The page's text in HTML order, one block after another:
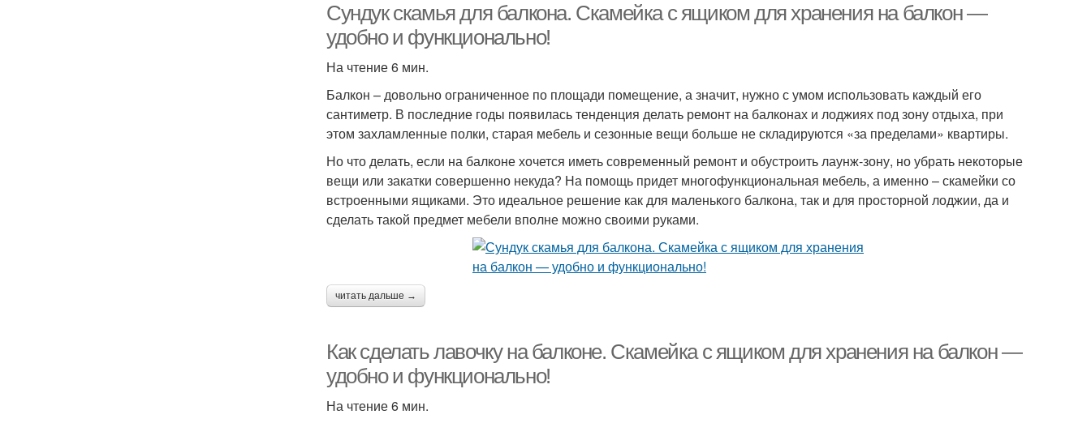
Сундук скамья для балкона. Скамейка с ящиком для хранения на балкон —
удобно и функционально!
На чтение 6 мин.
Балкон – довольно ограниченное по площади помещение, а значит, нужно с умом использовать каждый его
сантиметр. В последние годы появилась тенденция делать ремонт на балконах и лоджиях под зону отдыха, при
этом захламленные полки, старая мебель и сезонные вещи больше не складируются «за пределами» квартиры.
Но что делать, если на балконе хочется иметь современный ремонт и обустроить лаунж-зону, но убрать некоторые
вещи или закатки совершенно некуда? На помощь придет многофункциональная мебель, а именно – скамейки со
встроенными ящиками. Это идеальное решение как для маленького балкона, так и для просторной лоджии, да и
сделать такой предмет мебели вполне можно своими руками.
читать дальше →
Как сделать лавочку на балконе. Скамейка с ящиком для хранения на балкон —
удобно и функционально!
На чтение 6 мин.